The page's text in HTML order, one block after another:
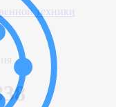
техники